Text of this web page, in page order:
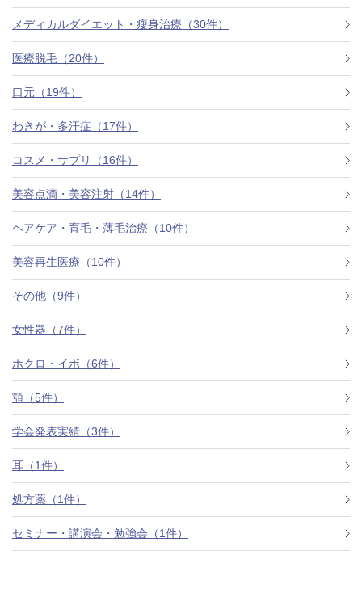
初めての方へ
お悩みで探す
医師紹介
アクセス
西梅田から徒歩2分
ついて
よくあるご質問
美容ブログ
メディカルダイエット・瘦身治療（30件）
医療脱毛（20件）
口元（19件）
わきが・多汗症（17件）
コスメ・サプリ（16件）
美容点滴・美容注射（14件）
ヘアケア・育毛・薄毛治療（10件）
美容再生医療（10件）
その他（9件）
女性器（7件）
ホクロ・イボ（6件）
顎（5件）
学会発表実績（3件）
耳（1件）
処方薬（1件）
セミナー・講演会・勉強会（1件）